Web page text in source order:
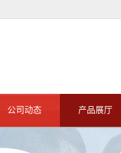
公司动态 产品展厅